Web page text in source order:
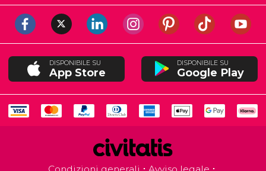
DISPONIBILE SU
App Store
DISPONIBILE SU
Google Play